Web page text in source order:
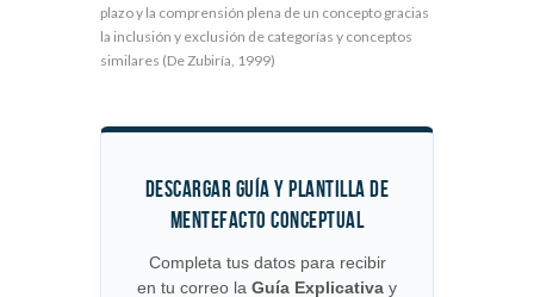
plazo y la comprensión plena de un concepto gracias
la inclusión y exclusión de categorías y conceptos
similares (De Zubiría, 1999)
DESCARGAR GUÍA Y PLANTILLA DE
MENTEFACTO CONCEPTUAL
Completa tus datos para recibir
en tu correo la Guía Explicativa y